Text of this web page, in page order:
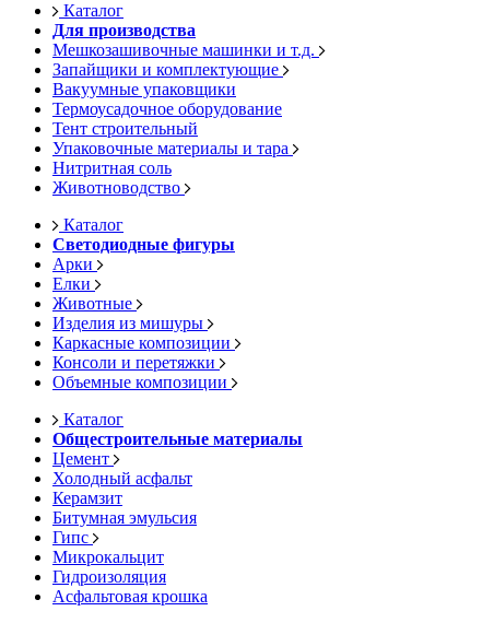
Каталог
Для производства
Мешкозашивочные машинки и т.д.
Запайщики и комплектующие
Вакуумные упаковщики
Термоусадочное оборудование
Тент строительный
Упаковочные материалы и тара
Нитритная соль
Животноводство
Каталог
Светодиодные фигуры
Арки
Елки
Животные
Изделия из мишуры
Каркасные композиции
Консоли и перетяжки
Объемные композиции
Каталог
Общестроительные материалы
Цемент
Холодный асфальт
Керамзит
Битумная эмульсия
Гипс
Микрокальцит
Гидроизоляция
Асфальтовая крошка